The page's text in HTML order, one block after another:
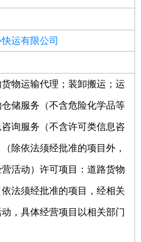
运有限公司
物运输代理；装卸搬运；运
储服务（不含危险化学品等
询服务（不含许可类信息咨
除依法须经批准的项目外，
活动）许可项目：道路货物
法须经批准的项目，经相关
，具体经营项目以相关部门